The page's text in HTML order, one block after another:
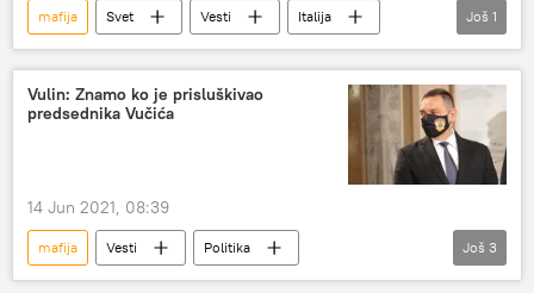
mafija Svet Vesti
Italija
Evropa
Još 1
Vulin: Znamo ko je prisluškivao
predsednika Vučića
14 Jun 2021, 08:39
mafija Vesti
Politika
Aleksandar Vulin
prisluškivanje
Još 3